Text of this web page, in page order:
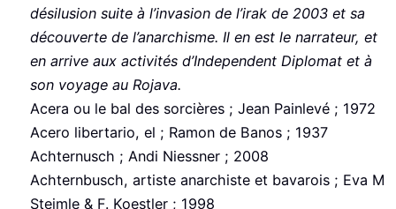
désilusion suite à l’invasion de l’irak de 2003 et sa
découverte de l’anarchisme. Il en est le narrateur, et
en arrive aux activités d’Independent Diplomat et à
son voyage au Rojava.
Acera ou le bal des sorcières ; Jean Painlevé ; 1972
Acero libertario, el ; Ramon de Banos ; 1937
Achternusch ; Andi Niessner ; 2008
Achternbusch, artiste anarchiste et bavarois ; Eva M
Steimle & F. Koestler ; 1998